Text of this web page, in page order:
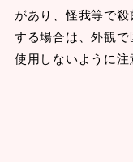
があり、怪我等で
する場合は、外観
使用しないように